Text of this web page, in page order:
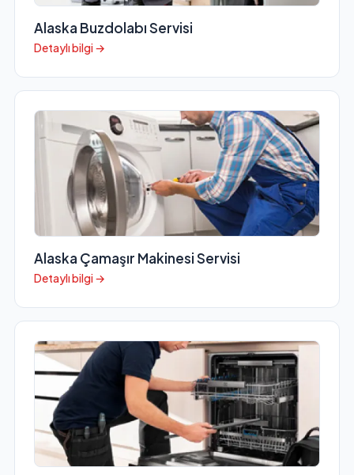
Alaska Buzdolabı Servisi
Detaylı bilgi →
Alaska Çamaşır Makinesi Servisi
Detaylı bilgi →